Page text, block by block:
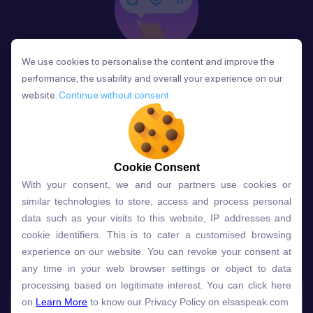
Phản Hồi
Sau mỗi bài học, người học nhận phản hồi về phát
âm và ngữ pháp ngay lập tức, giúp cải thiện kỹ năng
và tiến bộ nhanh chóng.
Lựa chọn gói học ELSA dành
cho bạn
Gói học Free Premium
Speech Analyzer
We use cookies to personalise the content and improve the
performance, the usability and overall your experience on our
website. Continue without consent
Cookie Consent
With your consent, we and our partners use cookies or
similar technologies to store, access and process personal
data such as your visits to this website, IP addresses and
cookie identifiers. This is to cater a customised browsing
experience on our website. You can revoke your consent at
any time in your web browser settings or object to data
processing based on legitimate interest. You can click here
on Learn More to know our Privacy Policy on elsaspeak.com
We use cookies to personalise the content and improve the
performance, the usability and overall your experience on our
website. Continue without consent
Cookie Consent
With your consent, we and our partners use cookies or
similar technologies to store, access and process personal
data such as your visits to this website, IP addresses and
cookie identifiers. This is to cater a customised browsing
experience on our website. You can revoke your consent at
any time in your web browser settings or object to data
processing based on legitimate interest. You can click here
on Learn More to know our Privacy Policy on elsaspeak.com